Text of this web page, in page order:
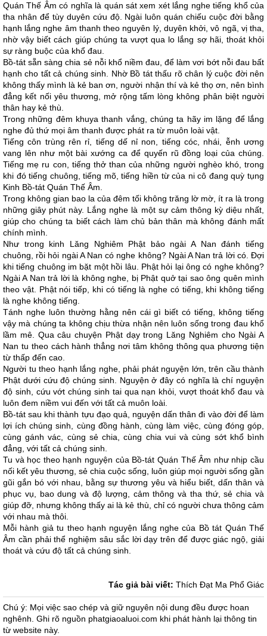
Quán Thế Âm có nghĩa là quán sát xem xét lắng nghe tiếng khổ của
tha nhân để tùy duyên cứu độ. Ngài luôn quán chiếu cuộc đời bằng
hạnh lắng nghe âm thanh theo nguyên lý, duyên khởi, vô ngã, vị tha,
nhờ vậy biết cách giúp chúng ta vượt qua lo lắng sợ hãi, thoát khỏi
sự ràng buộc của khổ đau.
Bồ-tát sẵn sàng chia sẻ nỗi khổ niềm đau, để làm vơi bớt nỗi đau bất
hạnh cho tất cả chúng sinh. Nhờ Bồ tát thấu rõ chân lý cuộc đời nên
không thấy mình là kẻ ban ơn, người nhận thí và kẻ thọ ơn, nên bình
đẳng kết nối yêu thương, mở rộng tấm lòng không phân biệt người
thân hay kẻ thù.
Trong những đêm khuya thanh vắng, chúng ta hãy im lặng để lắng
nghe đủ thứ mọi âm thanh được phát ra từ muôn loài vật.
Tiếng côn trùng rên rỉ, tiếng dế nỉ non, tiếng cóc, nhái, ễnh ương
vang lên như một bài xướng ca để quyến rũ đồng loại của chúng.
Tiếng mẹ ru con, tiếng thở than của những người nghèo khó, trong
khi đó tiếng chuông, tiếng mõ, tiếng hiền từ của ni cô đang quỳ tụng
Kinh Bồ-tát Quán Thế Âm.
Trong không gian bao la của đêm tối không trăng lờ mờ, ít ra là trong
những giây phút này. Lắng nghe là một sự cảm thông kỳ diệu nhất,
giúp cho chúng ta biết cách làm chủ bản thân mà không đánh mất
chính mình.
Như trong kinh Lăng Nghiêm Phật bảo ngài A Nan đánh tiếng
chuông, rồi hỏi ngài A Nan có nghe không? Ngài A Nan trả lời có. Đợi
khi tiếng chuông im bặt một hồi lâu. Phật hỏi lại ông có nghe không?
Ngài A Nan trả lời là không nghe, bị Phật quở tại sao ông quên mình
theo vật. Phật nói tiếp, khi có tiếng là nghe có tiếng, khi không tiếng
là nghe không tiếng.
Tánh nghe luôn thường hằng nên cái gì biết có tiếng, không tiếng
vậy mà chúng ta không chịu thừa nhận nên luôn sống trong đau khổ
lầm mê. Qua câu chuyện Phật dạy trong Lăng Nghiêm cho Ngài A
Nan tu theo cách hành thẳng nơi tâm không thông qua phương tiện
từ thấp đến cao.
Người tu theo hạnh lắng nghe, phải phát nguyện lớn, trên cầu thành
Phật dưới cứu độ chúng sinh. Nguyện ở đây có nghĩa là chí nguyện
độ sinh, cứu vớt chúng sinh tai qua nạn khỏi, vượt thoát khổ đau và
luôn đem niềm vui đến với tất cả muôn loài.
Bồ-tát sau khi thành tựu đạo quả, nguyện dấn thân đi vào đời để làm
lợi ích chúng sinh, cùng đồng hành, cùng làm việc, cùng đóng góp,
cùng gánh vác, cùng sẻ chia, cùng chia vui và cùng sớt khổ bình
đẳng, với tất cả chúng sinh.
Tu và học theo hạnh nguyện của Bồ-tát Quán Thế Âm như nhịp cầu
nối kết yêu thương, sẻ chia cuộc sống, luôn giúp mọi người sống gần
gũi gắn bó với nhau, bằng sự thương yêu và hiểu biết, dấn thân và
phục vụ, bao dung và độ lượng, cảm thông và tha thứ, sẻ chia và
giúp đỡ, nhưng không thấy ai là kẻ thù, chỉ có người chưa thông cảm
với nhau mà thôi.
Mỗi hành giả tu theo hạnh nguyện lắng nghe của Bồ tát Quán Thế
Âm cần phải thể nghiệm sâu sắc lời dạy trên để được giác ngộ, giải
thoát và cứu độ tất cả chúng sinh.
Tác giả bài viết: Thích Đạt Ma Phổ Giác
Chú ý: Mọi việc sao chép và giữ nguyên nội dung đều được hoan
nghênh. Ghi rõ nguồn phatgiaoaluoi.com khi phát hành lại thông tin
từ website này.